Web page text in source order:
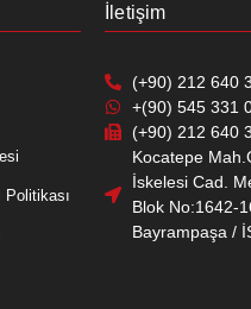
Politikası
İletişim
(+90) 212 640
+(90) 545 331
(+90) 212 640
Kocatepe
İskelesi Cad.
Blok No:1642-
Bayrampaşa /